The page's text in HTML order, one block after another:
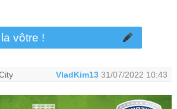
vôtre !
VladKim13 31/07/2022 10:43